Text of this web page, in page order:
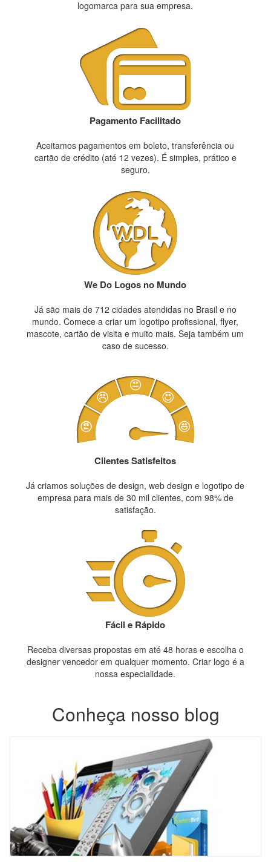
logomarca para sua empresa.
Pagamento Facilitado
Aceitamos pagamentos em boleto, transferência ou
cartão de crédito (até 12 vezes). É simples, prático e
seguro.
We Do Logos no Mundo
Já são mais de 712 cidades atendidas no Brasil e no
mundo. Comece a criar um logotipo profissional, flyer,
mascote, cartão de visita e muito mais. Seja também um
caso de sucesso.
Clientes Satisfeitos
Já criamos soluções de design, web design e logotipo de
empresa para mais de 30 mil clientes, com 98% de
satisfação.
Fácil e Rápido
Receba diversas propostas em até 48 horas e escolha o
designer vencedor em qualquer momento. Criar logo é a
nossa especialidade.
Conheça nosso blog